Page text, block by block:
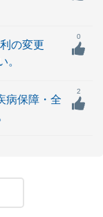
の変更
。
0
病保障・全
2